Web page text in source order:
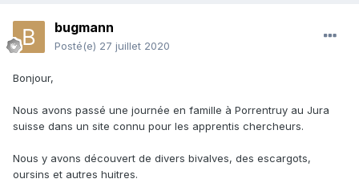
bugmann
Posté(e) 27 juillet 2020
Bonjour,
Nous avons passé une journée en famille à Porrentruy au Jura
suisse dans un site connu pour les apprentis chercheurs.
Nous y avons découvert de divers bivalves, des escargots,
oursins et autres huitres.